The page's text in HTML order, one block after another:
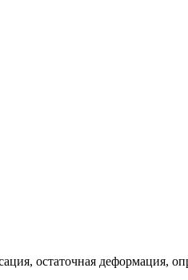
остаточная деформация,